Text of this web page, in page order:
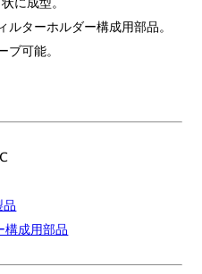
に成型。
ルターホルダー構成用部品。
ブ可能。
品
構成用部品